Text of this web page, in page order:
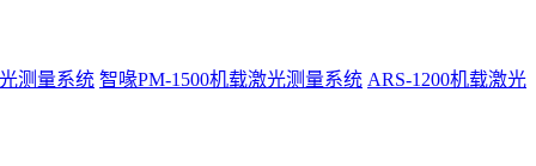
测量系统 智喙PM-1500机载激光测量系统 ARS-1200机载激光